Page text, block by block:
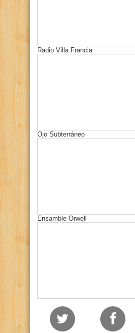
Radio Villa Francia
Ojo Subterráneo
Ensamble Orwell